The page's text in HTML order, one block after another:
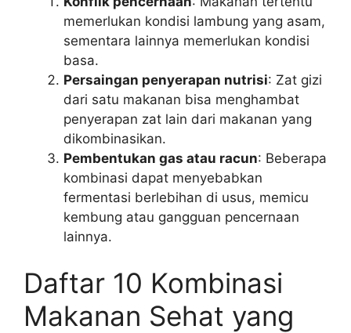
memerlukan kondisi lambung yang asam,
sementara lainnya memerlukan kondisi
basa.
Persaingan penyerapan nutrisi: Zat gizi
dari satu makanan bisa menghambat
penyerapan zat lain dari makanan yang
dikombinasikan.
Pembentukan gas atau racun: Beberapa
kombinasi dapat menyebabkan
fermentasi berlebihan di usus, memicu
kembung atau gangguan pencernaan
lainnya.
Daftar 10 Kombinasi
Makanan Sehat yang